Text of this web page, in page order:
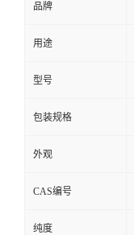
品牌
用途
型号
包装规格
外观
CAS编号
纯度